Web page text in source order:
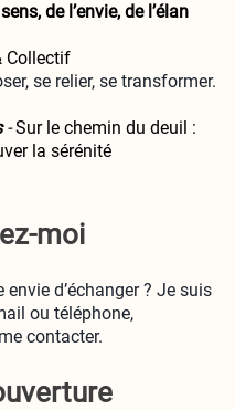
de l’envie, de l’élan
Collectif
se relier, se transformer.
-Sur le chemin du deuil :
la sérénité
moi
d’échanger ? Je suis
ou téléphone,
contacter.